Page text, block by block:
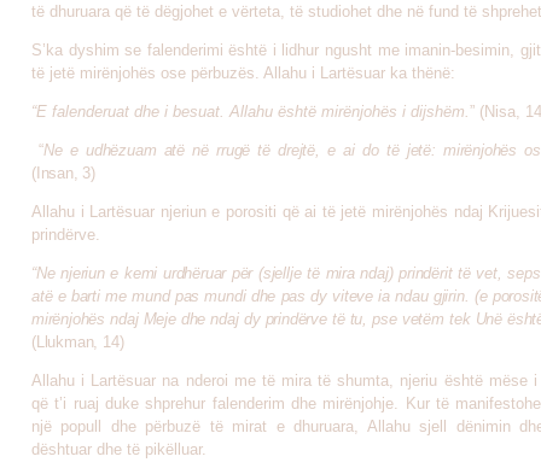
të dhuruara që të dëgjohet e vërteta, të studiohet dhe në fund të
S’ka dyshim se falenderimi është i lidhur ngusht me imanin-besimin,
të jetë mirënjohës ose përbuzës. Allahu i Lartësuar ka thënë:
“E falenderuat dhe i besuat. Allahu është mirënjohës i dijshëm.” (Nisa,
“Ne e udhëzuam atë në rrugë të drejtë, e ai do të jetë: mirënjohës
(Insan, 3)
Allahu i Lartësuar njeriun e porositi që ai të jetë mirënjohës ndaj
prindërve.
“Ne njeriun e kemi urdhëruar për (sjellje të mira ndaj) prindërit të vet,
atë e barti me mund pas mundi dhe pas dy viteve ia ndau gjirin. (e
mirënjohës ndaj Meje dhe ndaj dy prindërve të tu, pse vetëm tek Unë
(Llukman, 14)
Allahu i Lartësuar na nderoi me të mira të shumta, njeriu është mëse i
që t’i ruaj duke shprehur falenderim dhe mirënjohje. Kur të
një popull dhe përbuzë të mirat e dhuruara, Allahu sjell dënimin
dështuar dhe të pikëlluar.